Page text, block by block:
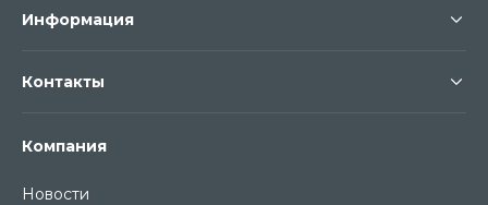
Компания
Новости
Информация
Контакты